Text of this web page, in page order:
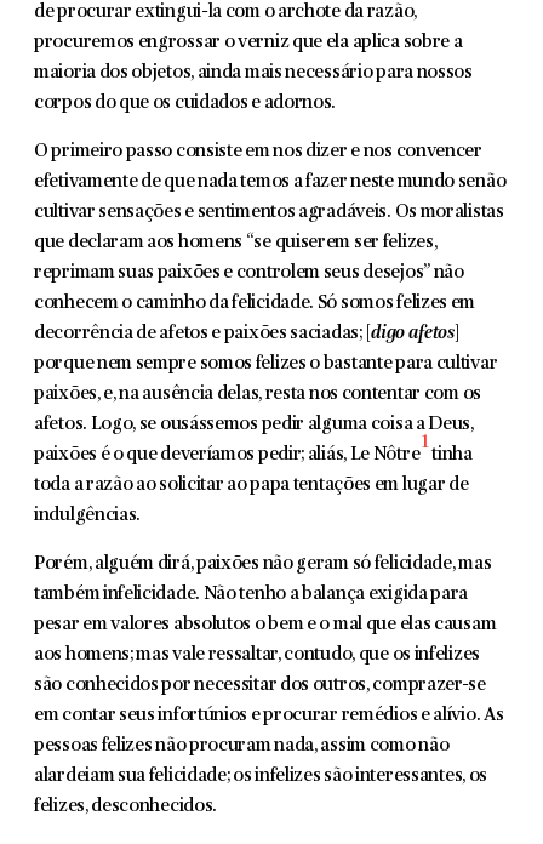
de procurar extingui-la com o archote da razão,
procuremos engrossar o verniz que ela aplica sobre a
maioria dos objetos, ainda mais necessário para nossos
corpos do que os cuidados e adornos.
O primeiro passo consiste em nos dizer e nos convencer
efetivamente de que nada temos a fazer neste mundo senão
cultivar sensações e sentimentos agradáveis. Os moralistas
que declaram aos homens “se quiserem ser felizes,
reprimam suas paixões e controlem seus desejos” não
conhecem o cami­nho da felicidade. Só somos felizes em
decorrência de afetos e paixões saciadas; [digo afetos]
porque nem sempre somos felizes o bastante para cultivar
paixões, e, na ausência delas, resta nos contentar com os
afetos. Logo, se ousássemos pedir alguma coisa a Deus,
paixões é o que deveríamos pedir; aliás, Le Nôtre
1
tinha
toda a razão ao solicitar ao papa tentações em lugar de
indulgências.
Porém, alguém dirá, paixões não geram só felicidade, mas
também infelicidade. Não tenho a balança exigida para
pesar em valores absolutos o bem e o mal que elas causam
aos homens; mas vale ressaltar, contudo, que os infelizes
são conhecidos por necessitar dos outros, comprazer-se
em contar seus infortúnios e procurar remédios e alívio. As
pessoas feli­zes não procuram nada, assim como não
alardeiam sua felici­dade; os infelizes são interessantes, os
felizes, desconhecidos.